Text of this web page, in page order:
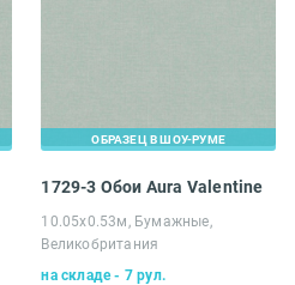
ОБРАЗЕЦ В ШОУ-РУМЕ
1729-3 Обои Aura Valentine
10.05х0.53м, Бумажные,
Великобритания
на складе - 7 рул.